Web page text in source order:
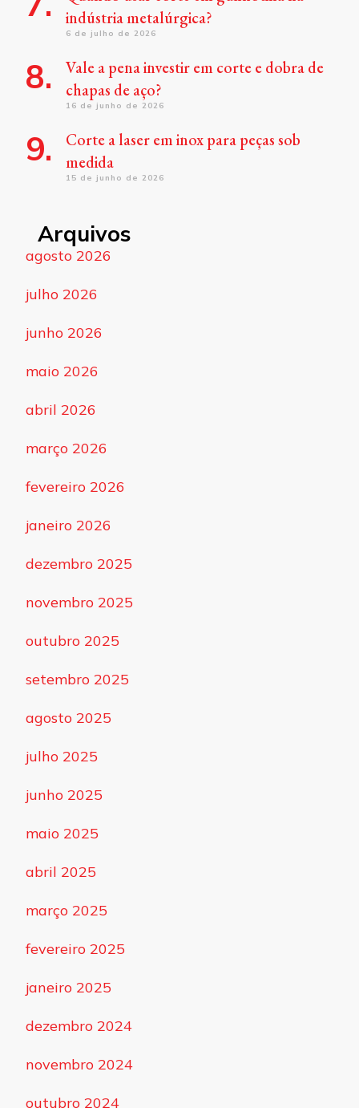
indústria metalúrgica?
6 de julho de 2026
Vale a pena investir em corte e dobra de
chapas de aço?
16 de junho de 2026
Corte a laser em inox para peças sob
medida
15 de junho de 2026
Arquivos
agosto 2026
julho 2026
junho 2026
maio 2026
abril 2026
março 2026
fevereiro 2026
janeiro 2026
dezembro 2025
novembro 2025
outubro 2025
setembro 2025
agosto 2025
julho 2025
junho 2025
maio 2025
abril 2025
março 2025
fevereiro 2025
janeiro 2025
dezembro 2024
novembro 2024
outubro 2024